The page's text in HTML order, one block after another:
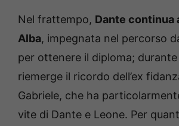
Nel frattempo, Dante continua
Alba, impegnata nel percorso
per ottenere il diploma;
riemerge il ricordo dell’ex
Gabriele, che ha
vite di Dante e Leone. Per